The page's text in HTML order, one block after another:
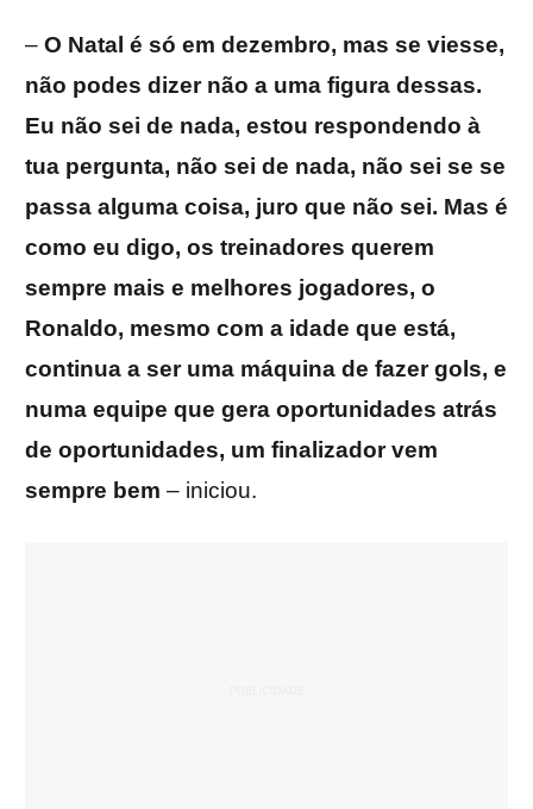
– O Natal é só em dezembro, mas se viesse,
não podes dizer não a uma figura dessas.
Eu não sei de nada, estou respondendo à
tua pergunta, não sei de nada, não sei se se
passa alguma coisa, juro que não sei. Mas é
como eu digo, os treinadores querem
sempre mais e melhores jogadores, o
Ronaldo, mesmo com a idade que está,
continua a ser uma máquina de fazer gols, e
numa equipe que gera oportunidades atrás
de oportunidades, um finalizador vem
sempre bem – iniciou.